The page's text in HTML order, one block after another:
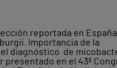
reportada en
Importancia de la
diagnóstico de
presentado en el 43º